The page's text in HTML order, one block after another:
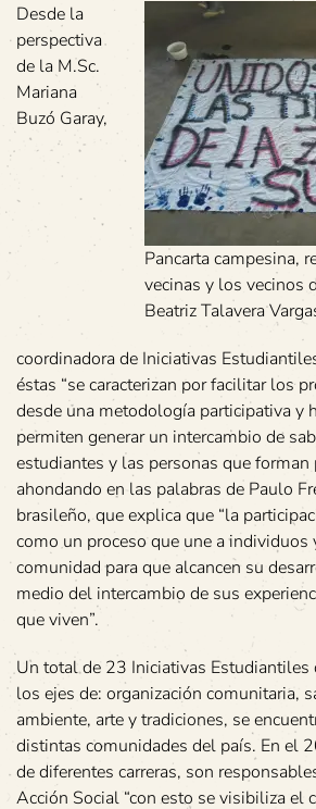
Pancarta campesina,
vecinas y los vecinos
Beatriz Talavera
Desde la
perspectiva
de la M.Sc.
Mariana
Buzó Garay,
coordinadora de Iniciativas
éstas “se caracterizan por facilitar los
desde una metodología participativa y
permiten generar un intercambio de
estudiantes y las personas que forman
ahondando en las palabras de Paulo
brasileño, que explica que “la
como un proceso que une a individuos
comunidad para que alcancen su
medio del intercambio de sus
que viven”.
Un total de 23 Iniciativas Estudiantiles
los ejes de: organización comunitaria,
ambiente, arte y tradiciones, se
distintas comunidades del país. En el
de diferentes carreras, son
Acción Social “con esto se visibiliza el